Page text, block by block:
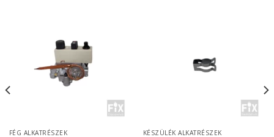
FÉG ALKATRÉSZEK KÉSZÜLÉK ALKATRÉSZEK